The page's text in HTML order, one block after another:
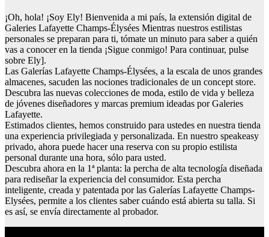
¡Oh, hola! ¡Soy Ely! Bienvenida a mi país, la extensión digital de
Galeries Lafayette Champs-Élysées Mientras nuestros estilistas
personales se preparan para ti, tómate un minuto para saber a quién
vas a conocer en la tienda ¡Sigue conmigo! Para continuar, pulse
sobre Ely].
Las Galerías Lafayette Champs-Élysées, a la escala de unos grandes
almacenes, sacuden las nociones tradicionales de un concept store.
Descubra las nuevas colecciones de moda, estilo de vida y belleza
de jóvenes diseñadores y marcas premium ideadas por Galeries
Lafayette.
Estimados clientes, hemos construido para ustedes en nuestra tienda
una experiencia privilegiada y personalizada. En nuestro speakeasy
privado, ahora puede hacer una reserva con su propio estilista
personal durante una hora, sólo para usted.
Descubra ahora en la 1ª planta: la percha de alta tecnología diseñada
para rediseñar la experiencia del consumidor. Esta percha
inteligente, creada y patentada por las Galerías Lafayette Champs-
Elysées, permite a los clientes saber cuándo está abierta su talla. Si
es así, se envía directamente al probador.